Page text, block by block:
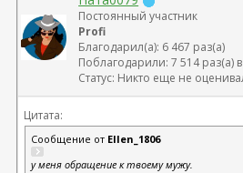
Постоянный участник
Profi
Благодарил(а): 6 467 раз(а)
Поблагодарили: 7 514 раз(а)
Статус: Никто еще не
Цитата:
Сообщение от Ellen_1806
у меня обращение к твоему мужу.